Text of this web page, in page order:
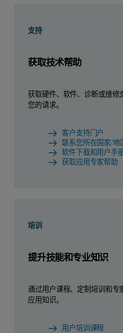
支持
获取技术帮助
获取硬件、软件、诊断或维修
您的请求。
客户支持门户
联系您所在国家/地
软件下载和用户手
获取应用专家帮助
培训
提升技能和专业知识
通过用户课程、定制培训和专
应用知识。
用户培训课程